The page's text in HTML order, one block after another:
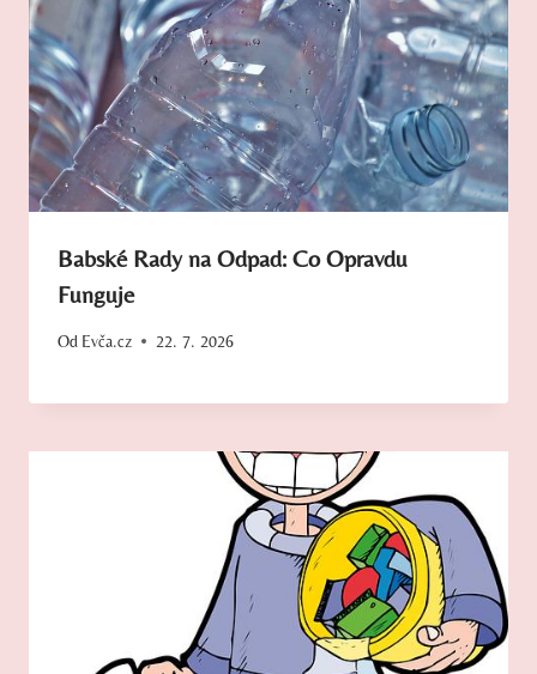
Babské Rady na Odpad: Co Opravdu
Funguje
Od Evča.cz 22. 7. 2026